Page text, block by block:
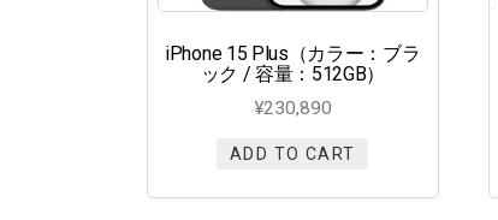
iPhone 15 Plus（カラー：ブラ
ック / 容量：512GB）
¥230,890
ADD TO CART